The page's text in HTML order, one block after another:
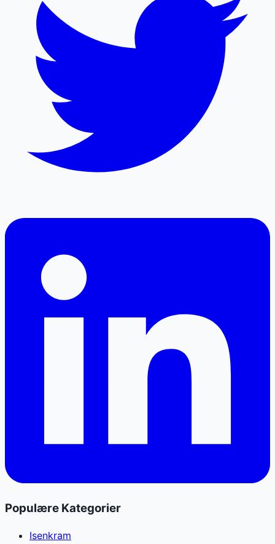
Populære Kategorier
Isenkram